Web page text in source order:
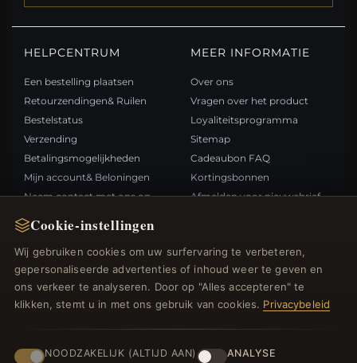
Cookie-instellingen
Wij gebruiken cookies om uw surfervaring te verbeteren,
gepersonaliseerde advertenties of inhoud weer te geven en
ons verkeer te analyseren. Door op "Alles accepteren" te
klikken, stemt u in met ons gebruik van cookies. Privacybeleid
NOODZAKELIJK (ALTIJD AAN) ANALYSE
HELPCENTRUM
Een bestelling plaatsen
Retourzendingen& Ruilen
Bestelstatus
Verzending
Betalingsmogelijkheden
Mijn account& Beloningen
Neem contact met ons op
MEER INFORMATIE
Over ons
Vragen over het product
Loyaliteitsprogramma
Sitemap
Cadeaubon FAQ
Kortingsbonnen
Afmelden voor nieuwsbrief
Nieuwe producten
Specials
Blog
Beoordelingen
Inloggen
BETAALMETHODEN